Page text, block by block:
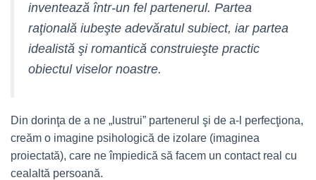
inventează într-un fel partenerul. Partea
raţională iubeşte adevăratul subiect, iar partea
idealistă şi romantică construieşte practic
obiectul viselor noastre.
Din dorinţa de a ne „lustrui” partenerul şi de a-l perfecţiona,
creăm o imagine psihologică de izolare (imaginea
proiectată), care ne împiedică să facem un contact real cu
cealaltă persoană.